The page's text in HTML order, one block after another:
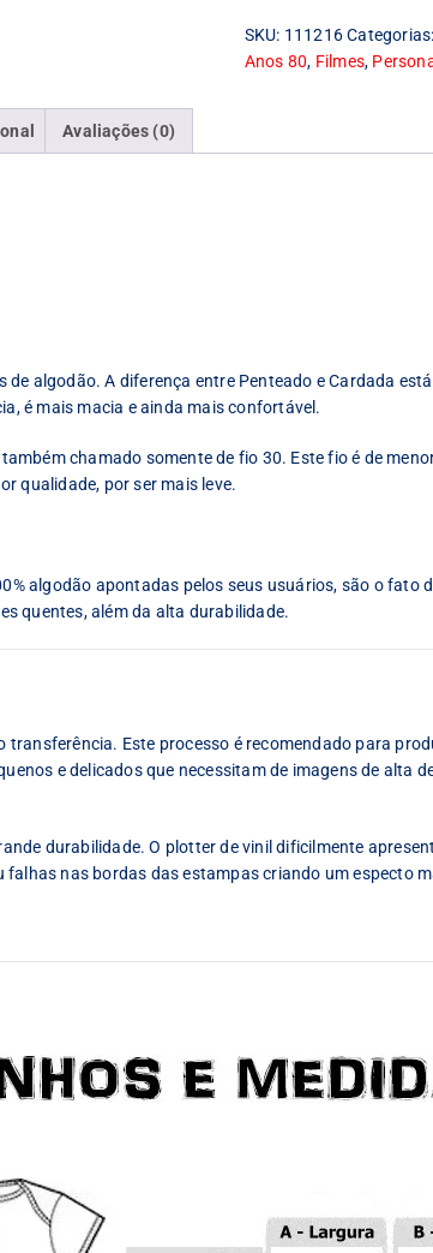
quantidade
SKU: 111216 Categorias:
Anos 80, Filmes,
Avaliações (0)
de algodão. A diferença entre Penteado e Cardada
é mais macia e ainda mais confortável.
chamado somente de fio 30. Este fio é de
qualidade, por ser mais leve.
algodão apontadas pelos seus usuários, são o fato
quentes, além da alta durabilidade.
transferência. Este processo é recomendado para
e delicados que necessitam de imagens de alta
durabilidade. O plotter de vinil dificilmente
falhas nas bordas das estampas criando um especto